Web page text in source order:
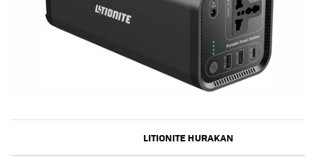
LITIONITE HURAKAN